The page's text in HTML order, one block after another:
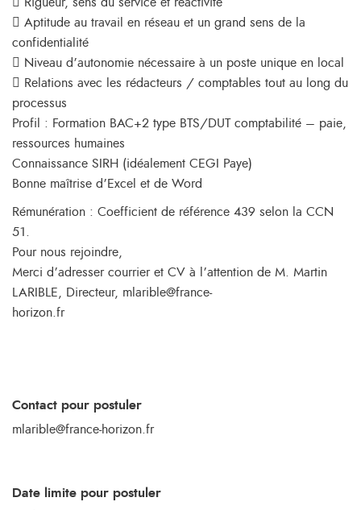
 Aptitude au travail en réseau et un grand sens de la
confidentialité
 Niveau d’autonomie nécessaire à un poste unique en local
 Relations avec les rédacteurs / comptables tout au long du
processus
Profil : Formation BAC+2 type BTS/DUT comptabilité – paie,
ressources humaines
Connaissance SIRH (idéalement CEGI Paye)
Bonne maîtrise d’Excel et de Word
Rémunération : Coefficient de référence 439 selon la CCN
51.
Pour nous rejoindre,
Merci d’adresser courrier et CV à l’attention de M. Martin
LARIBLE, Directeur, mlarible@france-
horizon.fr
Contact pour postuler
mlarible@france-horizon.fr
Date limite pour postuler